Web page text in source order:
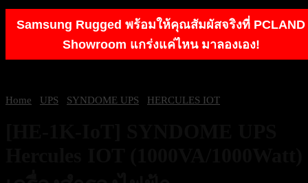
Samsung Rugged พร้อมให้คุณสัมผัสจริงที่ PCLAND
Showroom แกร่งแค่ไหน มาลองเอง!
Home UPS SYNDOME UPS HERCULES IOT